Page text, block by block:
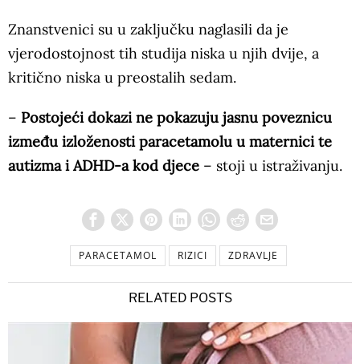
Znanstvenici su u zaključku naglasili da je
vjerodostojnost tih studija niska u njih dvije, a
kritično niska u preostalih sedam.
– Postojeći dokazi ne pokazuju jasnu poveznicu
između izloženosti paracetamolu u maternici te
autizma i ADHD-a kod djece – stoji u istraživanju.
PARACETAMOL RIZICI ZDRAVLJE
RELATED POSTS